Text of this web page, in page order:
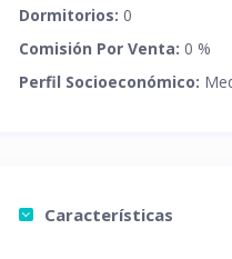
Dormitorios: 0
Comisión Por Venta: 0 %
Perfil Socioeconómico:
Características